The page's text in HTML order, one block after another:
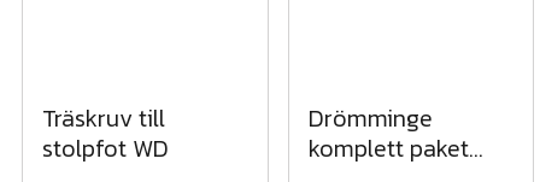
Träskruv till
stolpfot WD
Drömminge
komplett paket